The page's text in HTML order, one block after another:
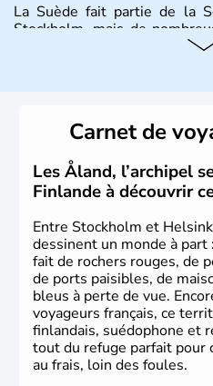
La Suède fait partie de la
Stockholm, mais de
renommée comme Malmö
de cuivre et de bois.
Carnet de
Les Åland, l’archipel
Finlande à découvrir
Entre Stockholm et
dessinent un monde à
fait de rochers rouges, de
de ports paisibles, de
bleus à perte de vue.
voyageurs français, ce
finlandais, suédophone et
tout du refuge parfait pour
au frais, loin des foules.